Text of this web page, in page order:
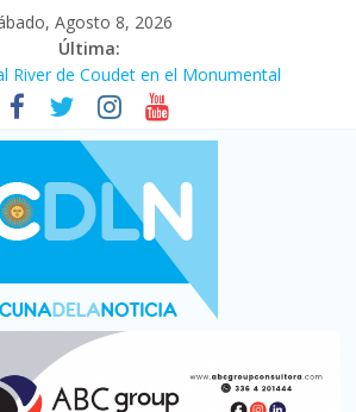
Agosto 8, 2026
Última:
River de Coudet en el Monumental
su nivel más alto en dos décadas y ya
en Santa Fe
cerraron 41.000 kioscos: el sector
en 2001
con más movimiento y consumo
de personas viajaron por el país, un 5,9%
de autos usados en julio: bajó un 12,6%